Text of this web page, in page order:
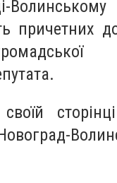
причетних